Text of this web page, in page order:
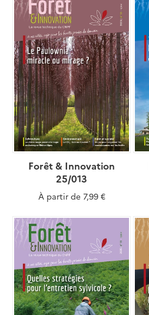
Forêt & Innovation
25/013
À partir de 7,99 €